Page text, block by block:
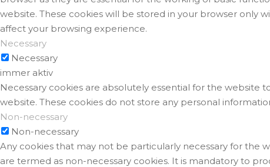
website. These cookies will be stored in your browser only
affect your browsing experience.
Necessary
Necessary
immer aktiv
Necessary cookies are absolutely essential for the website
website. These cookies do not store any personal
Non-necessary
Non-necessary
Any cookies that may not be particularly necessary for the
are termed as non-necessary cookies. It is mandatory to